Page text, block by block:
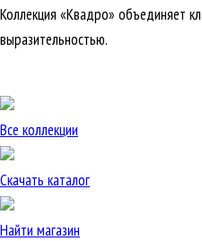
Коллекция «Квадро» объединяет
выразительностью.
Все коллекции
Скачать каталог
Найти магазин